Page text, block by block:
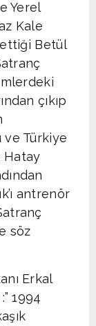
Yerel
Kale
Betül
çıkıp
ve Türkiye
Hatay
antrenör
söz
Erkal
1994